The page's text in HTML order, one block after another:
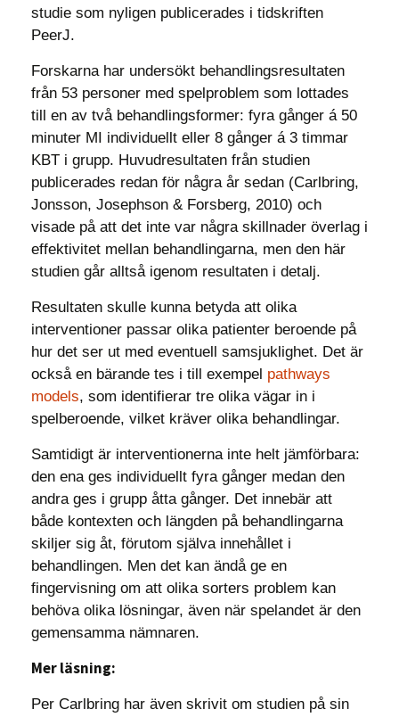
studie som nyligen publicerades i tidskriften
PeerJ.
Forskarna har undersökt behandlingsresultaten
från 53 personer med spelproblem som lottades
till en av två behandlingsformer: fyra gånger á 50
minuter MI individuellt eller 8 gånger á 3 timmar
KBT i grupp. Huvudresultaten från studien
publicerades redan för några år sedan (Carlbring,
Jonsson, Josephson & Forsberg, 2010) och
visade på att det inte var några skillnader överlag i
effektivitet mellan behandlingarna, men den här
studien går alltså igenom resultaten i detalj.
Resultaten skulle kunna betyda att olika
interventioner passar olika patienter beroende på
hur det ser ut med eventuell samsjuklighet. Det är
också en bärande tes i till exempel pathways
models, som identifierar tre olika vägar in i
spelberoende, vilket kräver olika behandlingar.
Samtidigt är interventionerna inte helt jämförbara:
den ena ges individuellt fyra gånger medan den
andra ges i grupp åtta gånger. Det innebär att
både kontexten och längden på behandlingarna
skiljer sig åt, förutom själva innehållet i
behandlingen. Men det kan ändå ge en
fingervisning om att olika sorters problem kan
behöva olika lösningar, även när spelandet är den
gemensamma nämnaren.
Mer läsning:
Per Carlbring har även skrivit om studien på sin